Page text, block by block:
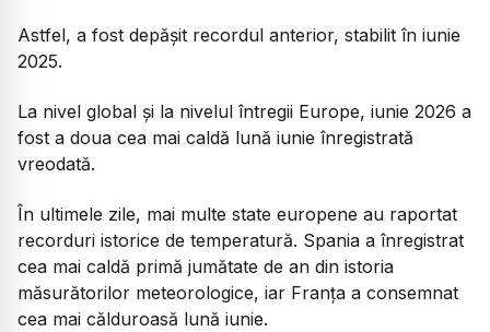
Astfel, a fost depășit recordul anterior, stabilit în iunie
2025.
La nivel global și la nivelul întregii Europe, iunie 2026 a
fost a doua cea mai caldă lună iunie înregistrată
vreodată.
În ultimele zile, mai multe state europene au raportat
recorduri istorice de temperatură. Spania a înregistrat
cea mai caldă primă jumătate de an din istoria
măsurătorilor meteorologice, iar Franța a consemnat
cea mai călduroasă lună iunie.